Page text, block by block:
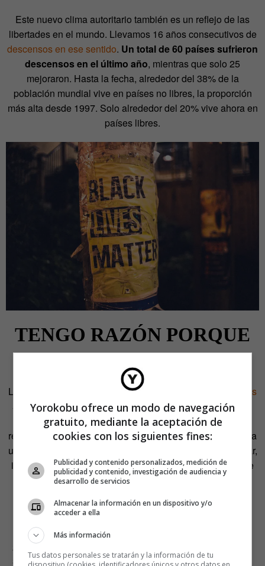
Este nuevo clima autoritario también es un reflejo de las
libertades en el mundo. Llevamos 16 años consecutivos de
descensos en ese sentido. Un total de 60 países sufrieron
descensos en el último año, mientras que solo 25
mejoraron. Hasta la fecha, alrededor del 38% de la
población mundial vive en países no libres, la proporción
más alta desde 1997. Solo alrededor del 20% vive ahora en
países libres.
TENGO RAZÓN PORQUE
SOY EL BUENO
Los psicólogos han postulado cientos de
sesgos cognitivos
a lo largo de las últimas décadas. Sin embargo, según
reciente estudio publicado este mismo 2023, todos se
reducen a un puñado de creencias fundamentales unidas a
un único sesgo: e
(la tendencia a buscar,
interpretar y recordar información de manera que confirme
nuestras creencias o hipótesis preexistentes).
Ese puñado de creencias fundamentales son seis:
Mi experiencia es una referencia razonable.
Soy bueno.
Yorokobu ofrece un modo de navegación
gratuito, mediante la aceptación de
cookies con los siguientes fines:
Publicidad y contenido personalizados, medición de
publicidad y contenido, investigación de audiencia y
desarrollo de servicios
Almacenar la información en un dispositivo y/o
acceder a ella
Más información
Tus datos personales se tratarán y la información de tu